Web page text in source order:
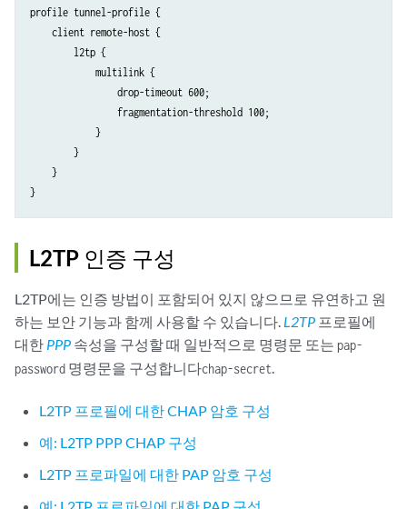
        client cholera {
            l2tp {
                interface-id test;
                multilink;
                shared-secret "$ABC123"; # SECRET-DATA
    profile u {
        authentication-order radius;
        192.168.65.63 {
            port 1812;
        }
    }
}
services {
        tunnel-group 1 {
            user-access-profile u;
            local-gateway {
profile tunnel-profile {
    client remote-host {
        l2tp {
            multilink {
                drop-timeout 600;
                fragmentation-threshold 100;
            }
        }
    }
L2TP 인증 구성
L2TP에는 인증 방법이 포함되어 있지 않으므로 유연하고 원
하는 보안 기능과 함께 사용할 수 있습니다. L2TP 프로필에
대한 PPP 속성을 구성할 때 일반적으로 명령문 또는 pap-
password 명령문을 구성합니다chap-secret.
L2TP 프로필에 대한 CHAP 암호 구성
예: L2TP PPP CHAP 구성
L2TP 프로파일에 대한 PAP 암호 구성